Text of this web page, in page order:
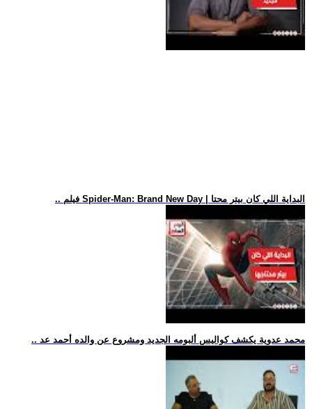
.. فيلم Spider-Man: Brand New Day | البداية اللي كان بيتر محتا
.. محمد عدوية يكشف كواليس ألبومه الجديد ومشروع عن والده أحمد عد